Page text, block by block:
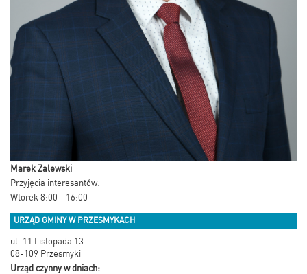
Marek Zalewski
Przyjęcia interesantów:
Wtorek 8:00 - 16:00
URZĄD GMINY W PRZESMYKACH
ul. 11 Listopada 13
08-109 Przesmyki
Urząd czynny w dniach: